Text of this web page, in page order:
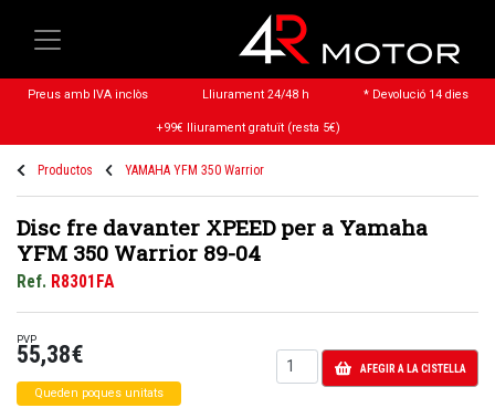
Preus amb IVA inclòs Lliurament 24/48 h * Devolució 14 dies
+99€ lliurament gratuït (resta 5€)
Productos YAMAHA YFM 350 Warrior
Disc fre davanter XPEED per a Yamaha
YFM 350 Warrior 89-04
Ref. R8301FA
PVP
55,38€
Queden poques unitats
AFEGIR A LA CISTELLA